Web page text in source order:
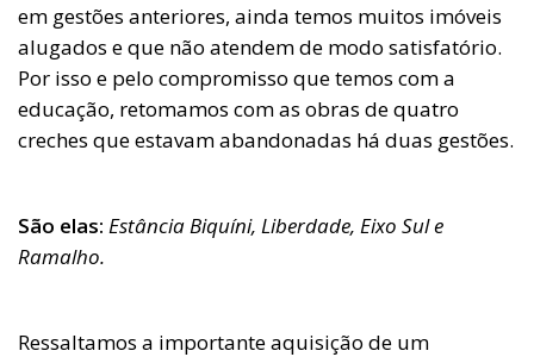
em gestões anteriores, ainda temos muitos imóveis
alugados e que não atendem de modo satisfatório.
Por isso e pelo compromisso que temos com a
educação, retomamos com as obras de quatro
creches que estavam abandonadas há duas gestões.
São elas: Estância Biquíni, Liberdade, Eixo Sul e
Ramalho.
Ressaltamos a importante aquisição de um